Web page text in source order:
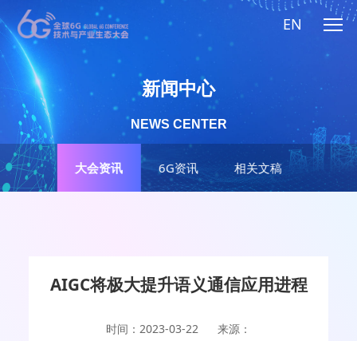
EN
大会资讯 6G资讯 相关文稿
新闻中心
NEWS CENTER
AIGC将极大提升语义通信应用进程
时间：2023-03-22 来源：